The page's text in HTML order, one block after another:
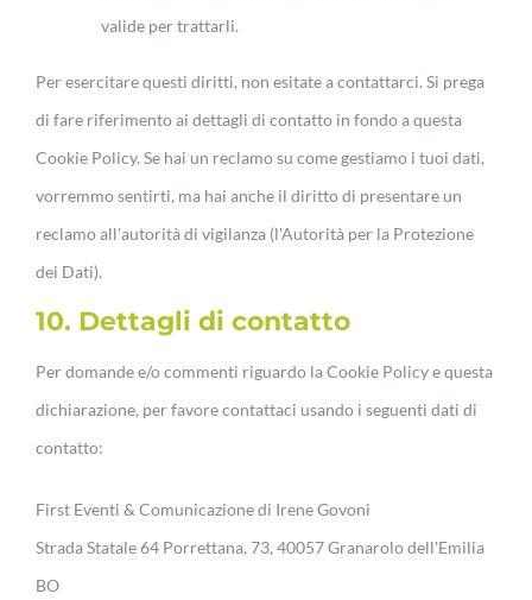
valide per trattarli.
Per esercitare questi diritti, non esitate a contattarci. Si prega
di fare riferimento ai dettagli di contatto in fondo a questa
Cookie Policy. Se hai un reclamo su come gestiamo i tuoi dati,
vorremmo sentirti, ma hai anche il diritto di presentare un
reclamo all'autorità di vigilanza (l'Autorità per la Protezione
dei Dati).
10. Dettagli di contatto
Per domande e/o commenti riguardo la Cookie Policy e questa
dichiarazione, per favore contattaci usando i seguenti dati di
contatto:
First Eventi & Comunicazione di Irene Govoni
Strada Statale 64 Porrettana, 73, 40057 Granarolo dell'Emilia
BO